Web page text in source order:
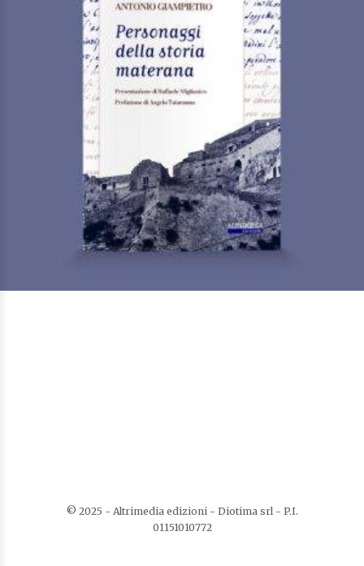
DiGiampietro Antonio
€28,00
Gli speciali
LEGGI TUTTO
AGGIUNGI ALLA LISTA DEI DESIDERI
© 2025 - Altrimedia edizioni - Diotima srl - P.I.
01151010772